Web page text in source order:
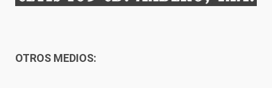
OTROS MEDIOS: